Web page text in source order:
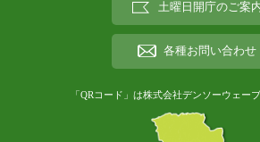
土曜日開庁のご案
各種お問い合わせ
「QRコード」は株式会社デンソーウェー